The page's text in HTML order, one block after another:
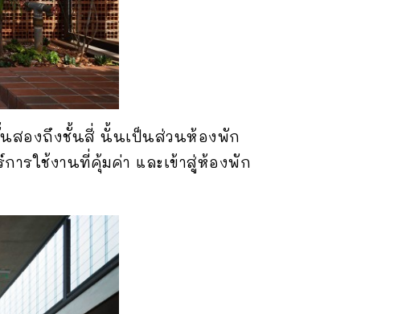
สองถึงชั้นสี่ นั้นเป็นส่วนห้องพัก
ารใช้งานที่คุ้มค่า และเข้าสู่ห้องพัก